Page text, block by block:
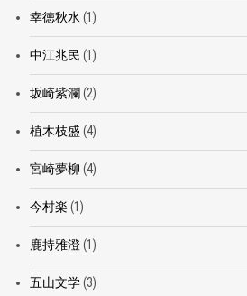
幸徳秋水(1)
中江兆民 (1)
坂崎紫瀾 (2)
植木枝盛 (4)
宮崎夢柳 (4)
今村楽 (1)
鹿持雅澄(1)
五山文学(3)